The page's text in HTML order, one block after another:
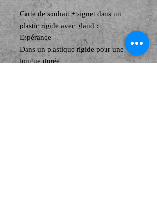
Carte de souhait + signet dans un
plastic rigide avec gland :
Espérance
Dans un plastique rigide pour une
longue durée